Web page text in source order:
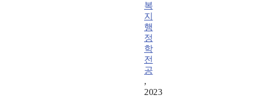
복
지
행
정
학
전
공
,
2023